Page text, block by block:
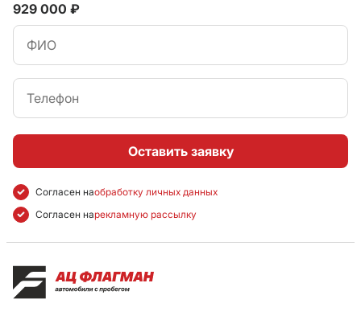
Оставить заявку
Согласен наобработку личных данных
Согласен нарекламную рассылку
929 000 ₽